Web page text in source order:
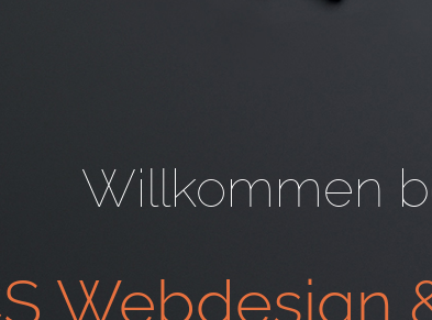
Willkommen
Webdesign